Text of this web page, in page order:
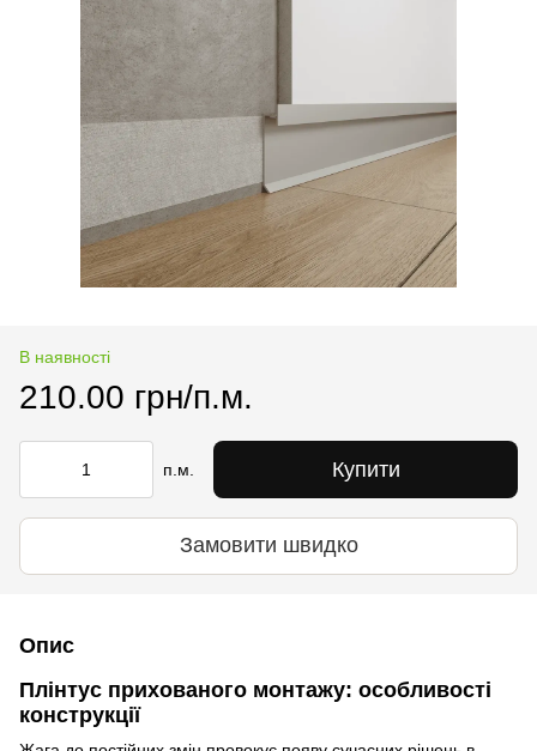
В наявності
210.00 грн/п.м.
п.м. Купити
Замовити швидко
Опис
Плінтус прихованого монтажу: особливості
конструкції